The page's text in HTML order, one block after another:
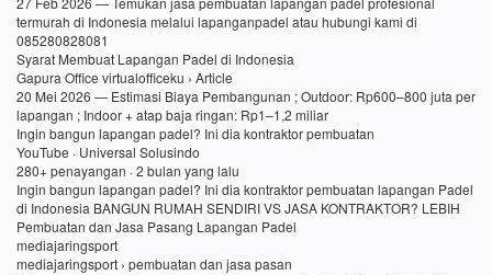
termurah di Indonesia melalui lapanganpadel atau hubungi kami di
085280828081
Syarat Membuat Lapangan Padel di Indonesia
Gapura Office virtualofficeku › Article
20 Mei 2026 — Estimasi Biaya Pembangunan ; Outdoor: Rp600–800 juta per
lapangan ; Indoor + atap baja ringan: Rp1–1,2 miliar
Ingin bangun lapangan padel? Ini dia kontraktor pembuatan
YouTube · Universal Solusindo
280+ penayangan · 2 bulan yang lalu
Ingin bangun lapangan padel? Ini dia kontraktor pembuatan lapangan Padel
di Indonesia BANGUN RUMAH SENDIRI VS JASA KONTRAKTOR? LEBIH
Pembuatan dan Jasa Pasang Lapangan Padel
mediajaringsport
mediajaringsport › pembuatan dan jasa pasan